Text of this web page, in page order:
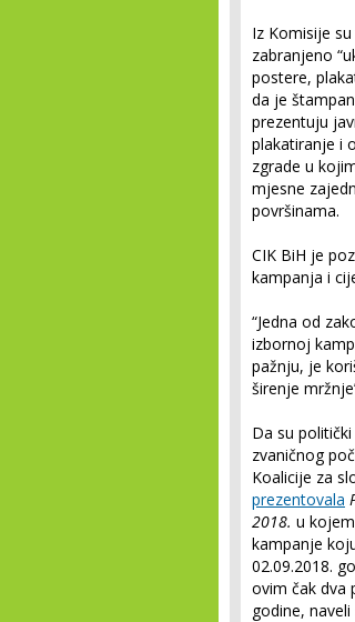
Iz Komisije
zabranjeno
postere,
da je
prezentuju
plakatiranje i
zgrade u
mjesne
površinama.
CIK BiH je
kampanja i
“Jedna od
izbornoj
pažnju, je
širenje
Da su
zvaničnog
Koalicije za
prezentovala
2018. u
kampanje
02.09.2018.
ovim čak dva
godine,